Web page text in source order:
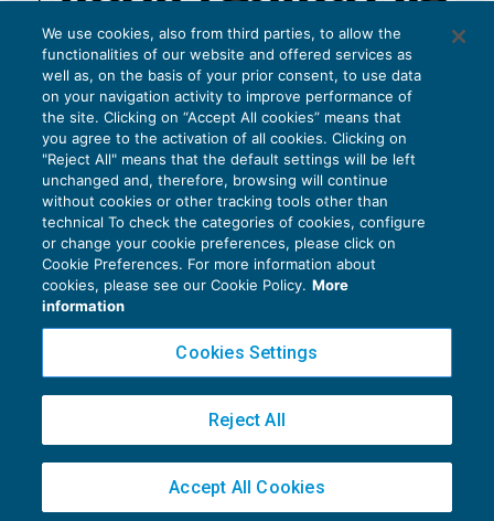
Privacy Policy
Cookie Policy
Copyright 2016 ©Gruppo Euroconference S.p.A.v2.32.4
Piazza Luigi Einaudi, 10N01 - 20124 Milano - info@ecnews.it
02776120236
We use cookies, also from third parties, to allow the
functionalities of our website and offered services as
well as, on the basis of your prior consent, to use data
on your navigation activity to improve performance of
the site. Clicking on “Accept All cookies” means that
you agree to the activation of all cookies. Clicking on
"Reject All" means that the default settings will be left
unchanged and, therefore, browsing will continue
without cookies or other tracking tools other than
technical To check the categories of cookies, configure
or change your cookie preferences, please click on
Cookie Preferences. For more information about
cookies, please see our Cookie Policy. More
information
Cookies Settings
Reject All
Accept All Cookies